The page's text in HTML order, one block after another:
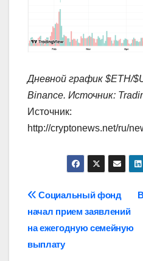
Дневной график $ETH/
Binance. Источник:
Источник:
http://cryptonews.net/ru/
Навигация
по
записям
Социальный фонд
начал прием заявлений
на ежегодную семейную
выплату